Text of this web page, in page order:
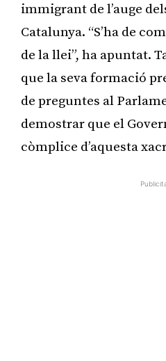
immigrant de l’auge
Catalunya. “S’ha de
de la llei”, ha apuntat.
que la seva formació
de preguntes al
demostrar que el
còmplice d’aquesta